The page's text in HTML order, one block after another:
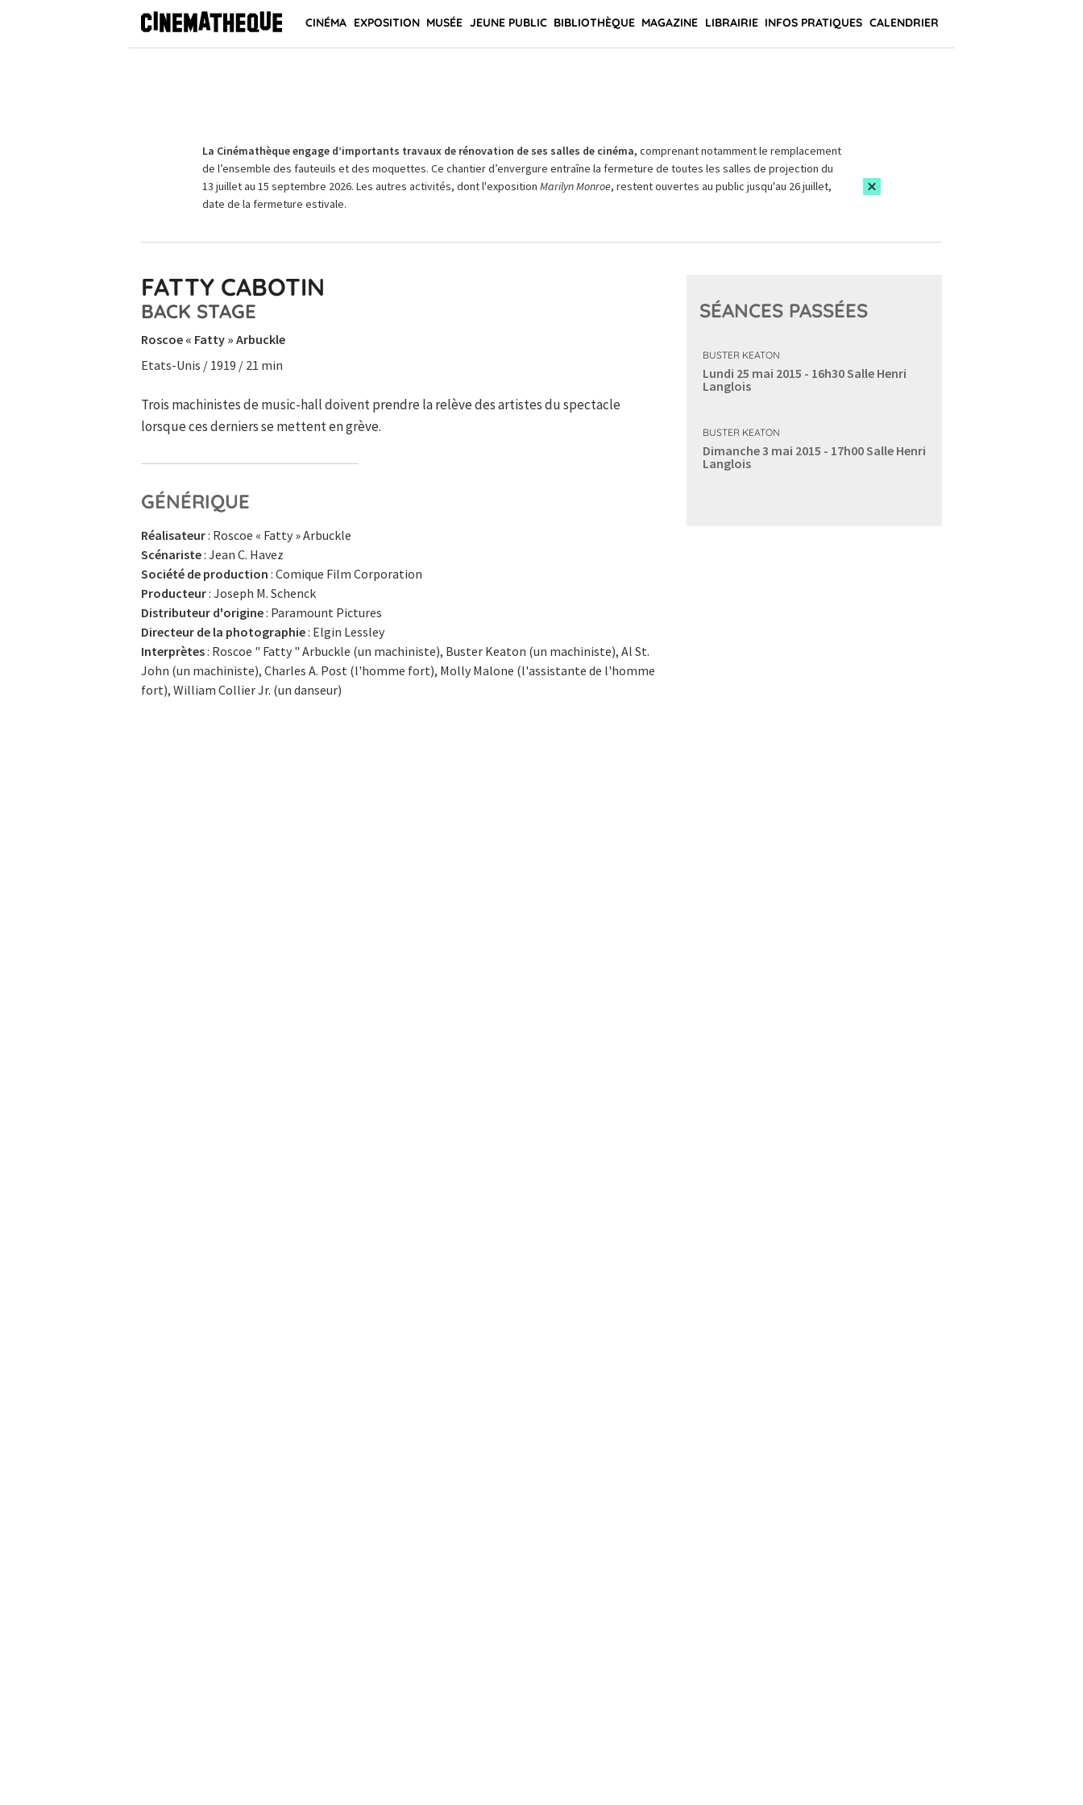
CINÉMA EXPOSITION MUSÉE JEUNE PUBLIC BIBLIOTHÈQUE MAGAZINE LIBRAIRIE INFOS PRATIQUES CALENDRIER
La Cinémathèque engage d’importants travaux de rénovation de ses salles de cinéma, comprenant notamment le remplacement
de l’ensemble des fauteuils et des moquettes. Ce chantier d’envergure entraîne la fermeture de toutes les salles de projection du
13 juillet au 15 septembre 2026. Les autres activités, dont l'exposition Marilyn Monroe, restent ouvertes au public jusqu'au 26 juillet,
date de la fermeture estivale.
FATTY CABOTIN
BACK STAGE
Roscoe « Fatty » Arbuckle
Etats-Unis / 1919 / 21 min
Trois machinistes de music-hall doivent prendre la relève des artistes du spectacle
lorsque ces derniers se mettent en grève.
GÉNÉRIQUE
Réalisateur: Roscoe « Fatty » Arbuckle
Scénariste: Jean C. Havez
Société de production : Comique Film Corporation
Producteur: Joseph M. Schenck
Distributeur d'origine: Paramount Pictures
Directeur de la photographie: Elgin Lessley
Interprètes: Roscoe " Fatty " Arbuckle (un machiniste), Buster Keaton (un machiniste), Al St.
John (un machiniste), Charles A. Post (l'homme fort), Molly Malone (l'assistante de l'homme
fort), William Collier Jr. (un danseur)
SÉANCES PASSÉES
BUSTER KEATON
Lundi 25 mai 2015 - 16h30Salle Henri
Langlois
BUSTER KEATON
Dimanche 3 mai 2015 - 17h00Salle Henri
Langlois